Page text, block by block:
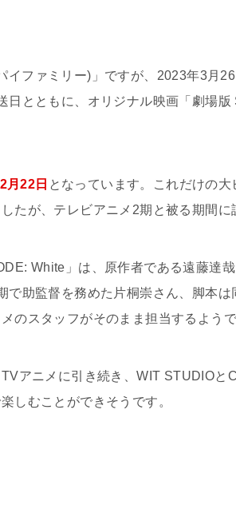
イファミリー)」ですが、2023年3月
日とともに、オリジナル映画「劇場
月22日 となっています。これだけの
たが、テレビアニメ2期と被る期間に
White」は、原作者である遠藤達
で助監督を務めた片桐崇さん、脚本
のスタッフがそのまま担当するようで
アニメに引き続き、WIT STUDIOと
しむことができそうです。